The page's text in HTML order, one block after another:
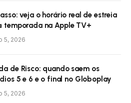
veja o horário real de estreia
temporada na Apple TV+
5, 2026
de Risco: quando saem os
5 e 6 e o final no Globoplay
5, 2026